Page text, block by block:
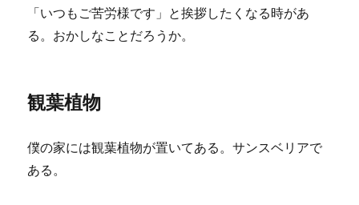
「いつもご苦労様です」と挨拶したくなる時があ
る。おかしなことだろうか。
観葉植物
僕の家には観葉植物が置いてある。サンスベリアで
ある。